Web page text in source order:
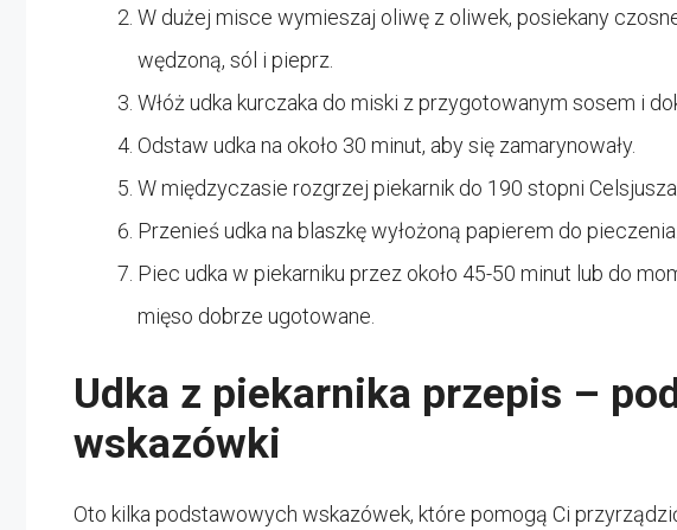
W dużej misce wymieszaj oliwę z oliwek, posiekany
wędzoną, sól i pieprz.
Włóż udka kurczaka do miski z przygotowanym sosem i
Odstaw udka na około 30 minut, aby się zamarynowały.
W międzyczasie rozgrzej piekarnik do 190 stopni Celsjusza.
Przenieś udka na blaszkę wyłożoną papierem do pieczenia.
Piec udka w piekarniku przez około 45-50 minut lub do
mięso dobrze ugotowane.
Udka z piekarnika przepis –
wskazówki
Oto kilka podstawowych wskazówek, które pomogą Ci